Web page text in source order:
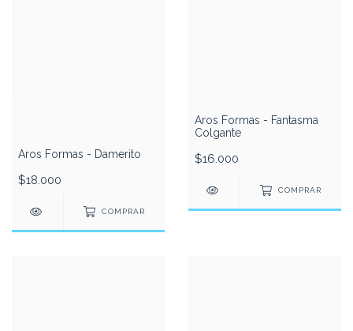
Aros Formas - Damerito
$18.000
COMPRAR
Aros Formas - Fantasma
Colgante
$16.000
COMPRAR